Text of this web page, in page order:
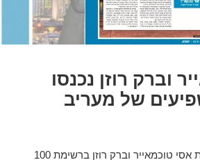
וברק רוזן נכנסו
המשפיעים של מעריב
מעריב בחר לכלול את אסי טוכמאייר וברק רוזן ברשימת 100